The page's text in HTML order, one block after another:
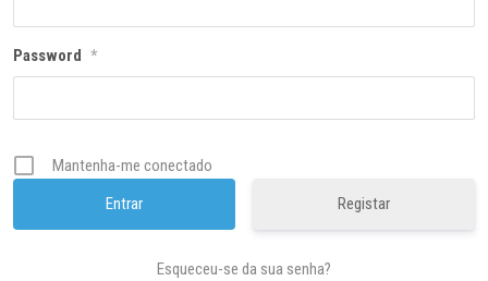
Password *
Mantenha-me conectado
Registar
Esqueceu-se da sua senha?